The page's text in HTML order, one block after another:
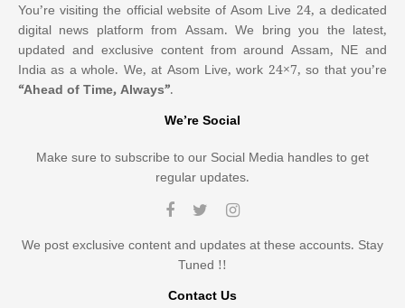
You’re visiting the official website of Asom Live 24, a dedicated
digital news platform from Assam. We bring you the latest,
updated and exclusive content from around Assam, NE and
India as a whole. We, at Asom Live, work 24×7, so that you’re
“Ahead of Time, Always”.
We’re Social
Make sure to subscribe to our Social Media handles to get
regular updates.
We post exclusive content and updates at these accounts. Stay
Tuned !!
Contact Us